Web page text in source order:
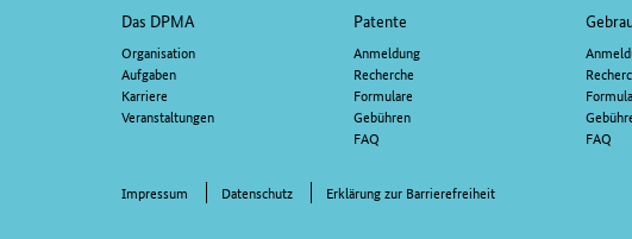
Fußnavigation
Das DPMA
Organisation
Aufgaben
Karriere
Veranstaltungen
Patente
Anmeldung
Recherche
Formulare
Gebühren
FAQ
FAQ
Impressum Datenschutz Erklärung zur Barrierefreiheit